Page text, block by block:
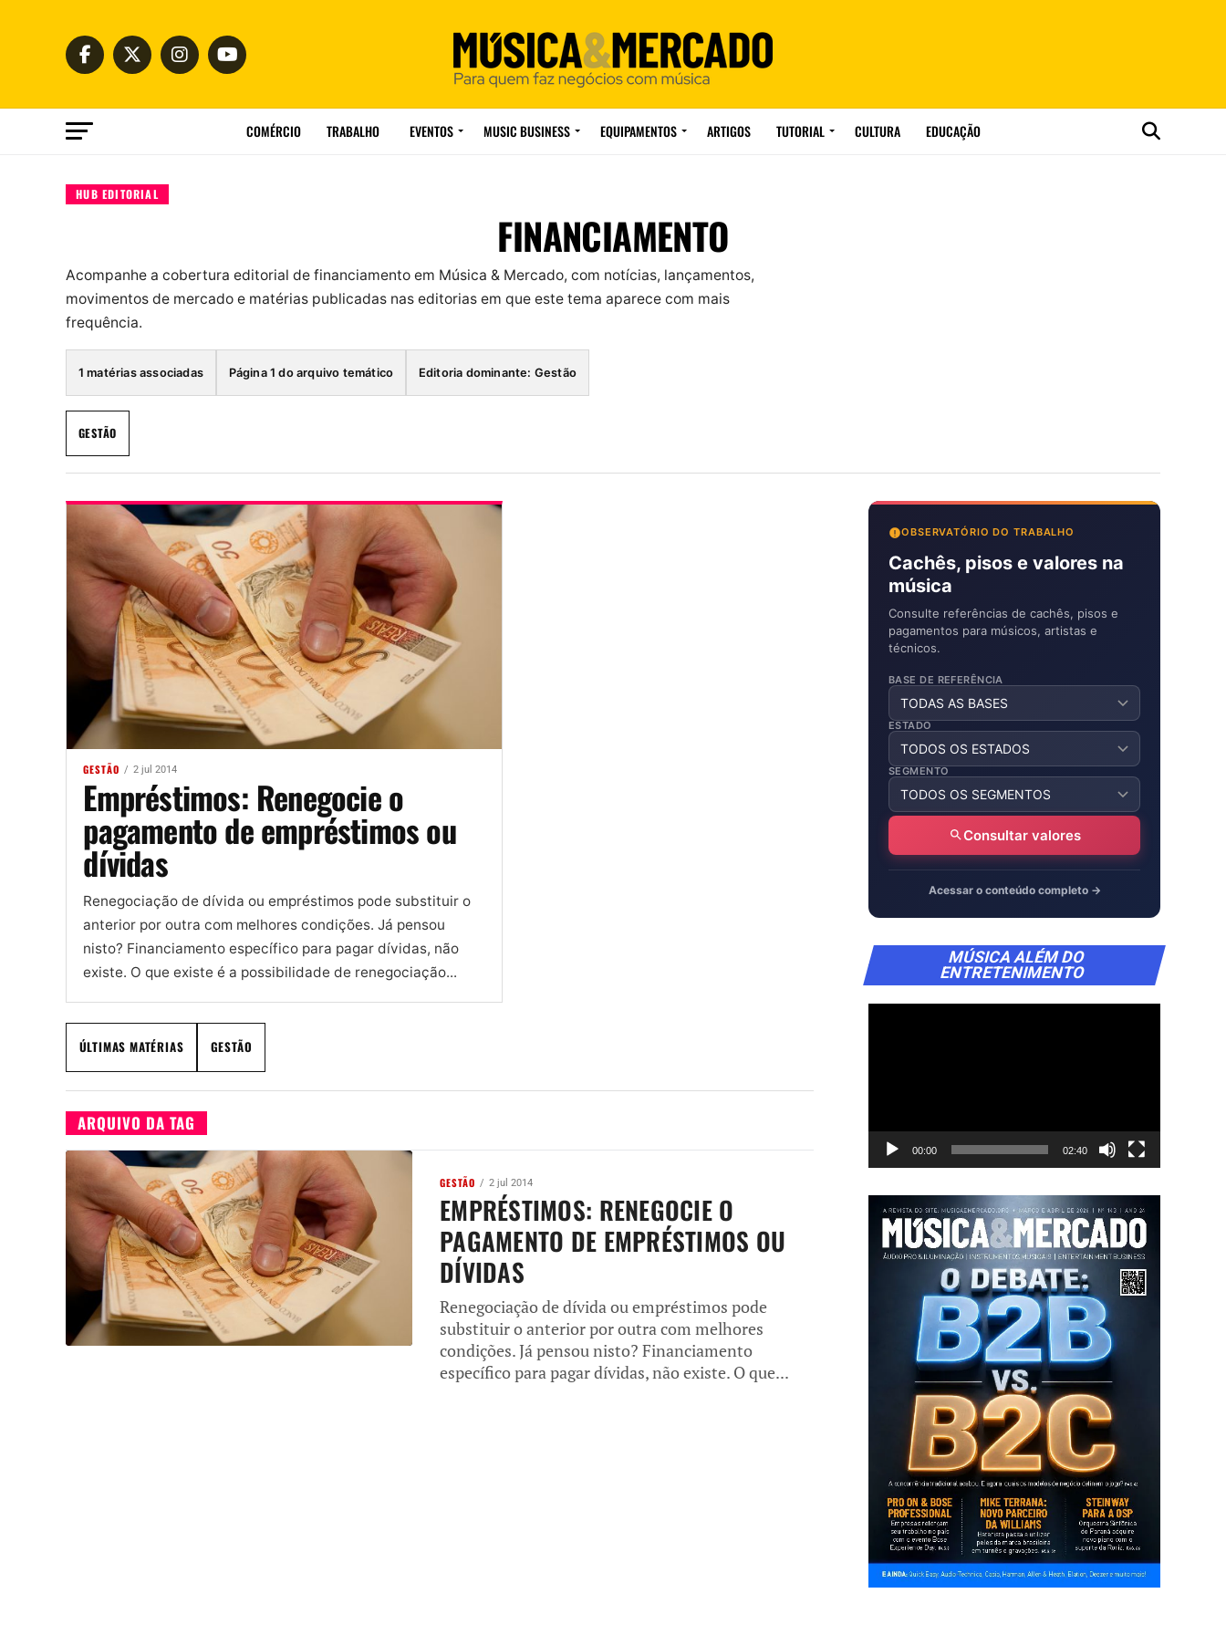
COMÉRCIO TRABALHO EVENTOS MUSIC BUSINESS EQUIPAMENTOS ARTIGOS TUTORIAL CULTURA EDUCAÇÃO
HUB EDITORIAL
FINANCIAMENTO
Acompanhe a cobertura editorial de financiamento em Música & Mercado, com notícias, lançamentos,
movimentos de mercado e matérias publicadas nas editorias em que este tema aparece com mais
frequência.
1 matérias associadas Página 1 do arquivo temático Editoria dominante: Gestão
GESTÃO
GESTÃO 2 jul 2014
Empréstimos: Renegocie o
pagamento de empréstimos ou
dívidas
Renegociação de dívida ou empréstimos pode substituir o
anterior por outra com melhores condições. Já pensou
nisto? Financiamento específico para pagar dívidas, não
existe. O que existe é a possibilidade de renegociação...
ÚLTIMAS MATÉRIAS GESTÃO
ARQUIVO DA TAG
GESTÃO 2 jul 2014
EMPRÉSTIMOS: RENEGOCIE O
PAGAMENTO DE EMPRÉSTIMOS OU
DÍVIDAS
Renegociação de dívida ou empréstimos pode
substituir o anterior por outra com melhores
condições. Já pensou nisto? Financiamento
específico para pagar dívidas, não existe. O que...
OBSERVATÓRIO DO TRABALHO
Cachês, pisos e valores na
música
Consulte referências de cachês, pisos e
pagamentos para músicos, artistas e
técnicos.
BASE DE REFERÊNCIA
ESTADO
SEGMENTO
Consultar valores
Acessar o conteúdo completo →
MÚSICA ALÉM DO
ENTRETENIMENTO
Tocador
de
00:00 02:40